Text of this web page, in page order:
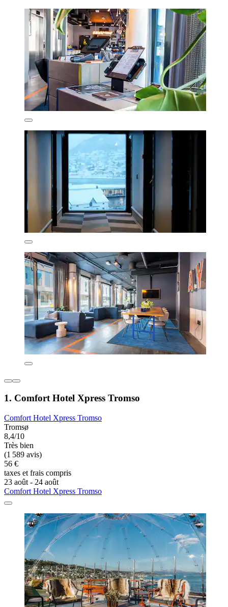
1. Comfort Hotel Xpress Tromso
Comfort Hotel Xpress Tromso
Tromsø
8,4/10
Très bien
(1 589 avis)
56 €
taxes et frais compris
23 août - 24 août
Comfort Hotel Xpress Tromso